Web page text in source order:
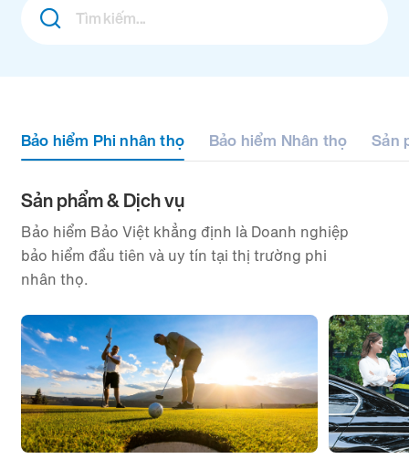
fields
Bảo hiểm Phi nhân thọ Bảo hiểm Nhân thọ Sản
Sản phẩm & Dịch vụ
Bảo hiểm Bảo Việt khẳng định là Doanh nghiệp
bảo hiểm đầu tiên và uy tín tại thị trường phi
nhân thọ.